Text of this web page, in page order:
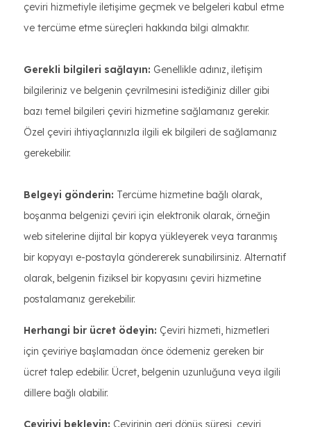
çeviri hizmetiyle iletişime geçmek ve belgeleri kabul etme
ve tercüme etme süreçleri hakkında bilgi almaktır.
Gerekli bilgileri sağlayın: Genellikle adınız, iletişim
bilgileriniz ve belgenin çevrilmesini istediğiniz diller gibi
bazı temel bilgileri çeviri hizmetine sağlamanız gerekir.
Özel çeviri ihtiyaçlarınızla ilgili ek bilgileri de sağlamanız
gerekebilir.
Belgeyi gönderin: Tercüme hizmetine bağlı olarak,
boşanma belgenizi çeviri için elektronik olarak, örneğin
web sitelerine dijital bir kopya yükleyerek veya taranmış
bir kopyayı e-postayla göndererek sunabilirsiniz. Alternatif
olarak, belgenin fiziksel bir kopyasını çeviri hizmetine
postalamanız gerekebilir.
Herhangi bir ücret ödeyin: Çeviri hizmeti, hizmetleri
için çeviriye başlamadan önce ödemeniz gereken bir
ücret talep edebilir. Ücret, belgenin uzunluğuna veya ilgili
dillere bağlı olabilir.
Çeviriyi bekleyin: Çevirinin geri dönüş süresi, çeviri